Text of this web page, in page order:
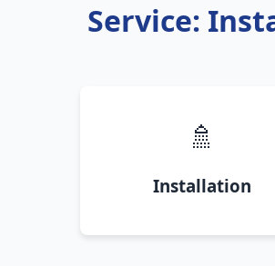
Service:
🚿
Installation